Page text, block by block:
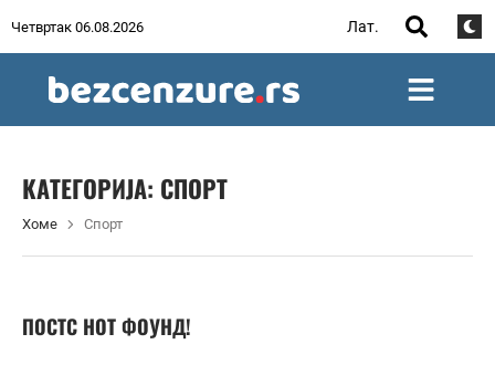
Четвртак 06.08.2026 Лат.
КАТЕГОРИЈА: СПОРТ
Хоме Спорт
ПОСТС НОТ ФОУНД!